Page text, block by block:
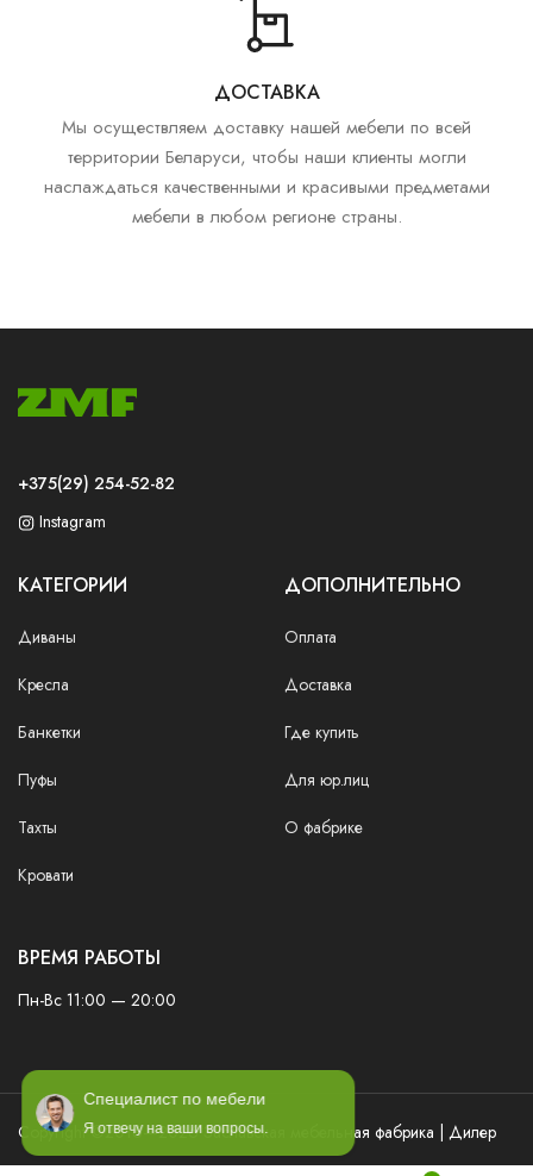
Специалист по мебели
Я отвечу на ваши вопросы.
ДОСТАВКА
Мы осуществляем доставку нашей мебели по всей
территории Беларуси, чтобы наши клиенты могли
наслаждаться качественными и красивыми предметами
мебели в любом регионе страны.
+375(29) 254-52-82
Instagram
КАТЕГОРИИ
Диваны
Кресла
Банкетки
Пуфы
Тахты
Кровати
ДОПОЛНИТЕЛЬНО
Оплата
Доставка
Где купить
Для юр.лиц
О фабрике
ВРЕМЯ РАБОТЫ
Пн-Вс 11:00 — 20:00
Copyright ©2016—2026 Заславская мебельная фабрика | Дилер